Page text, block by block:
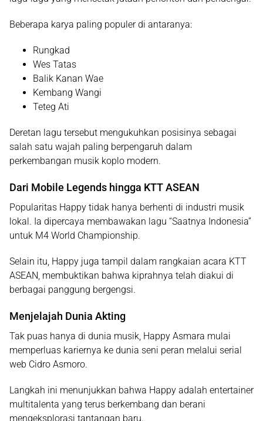
Beberapa karya paling populer di antaranya:
Rungkad
Wes Tatas
Balik Kanan Wae
Kembang Wangi
Teteg Ati
Deretan lagu tersebut mengukuhkan posisinya sebagai
salah satu wajah paling berpengaruh dalam
perkembangan musik koplo modern.
Dari Mobile Legends hingga KTT ASEAN
Popularitas Happy tidak hanya berhenti di industri musik
lokal. Ia dipercaya membawakan lagu “Saatnya Indonesia”
untuk M4 World Championship.
Selain itu, Happy juga tampil dalam rangkaian acara KTT
ASEAN , membuktikan bahwa kiprahnya telah diakui di
berbagai panggung bergengsi.
Menjelajah Dunia Akting
Tak puas hanya di dunia musik, Happy Asmara mulai
memperluas kariernya ke dunia seni peran melalui serial
web Cidro Asmoro.
Langkah ini menunjukkan bahwa Happy adalah entertainer
multitalenta yang terus berkembang dan berani
mengeksplorasi tantangan baru.